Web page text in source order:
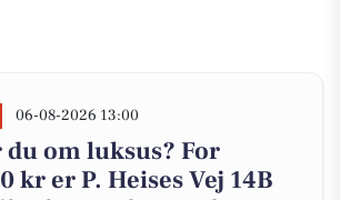
06-08-2026 13:00
om luksus? For
kr er P. Heises Vej 14B